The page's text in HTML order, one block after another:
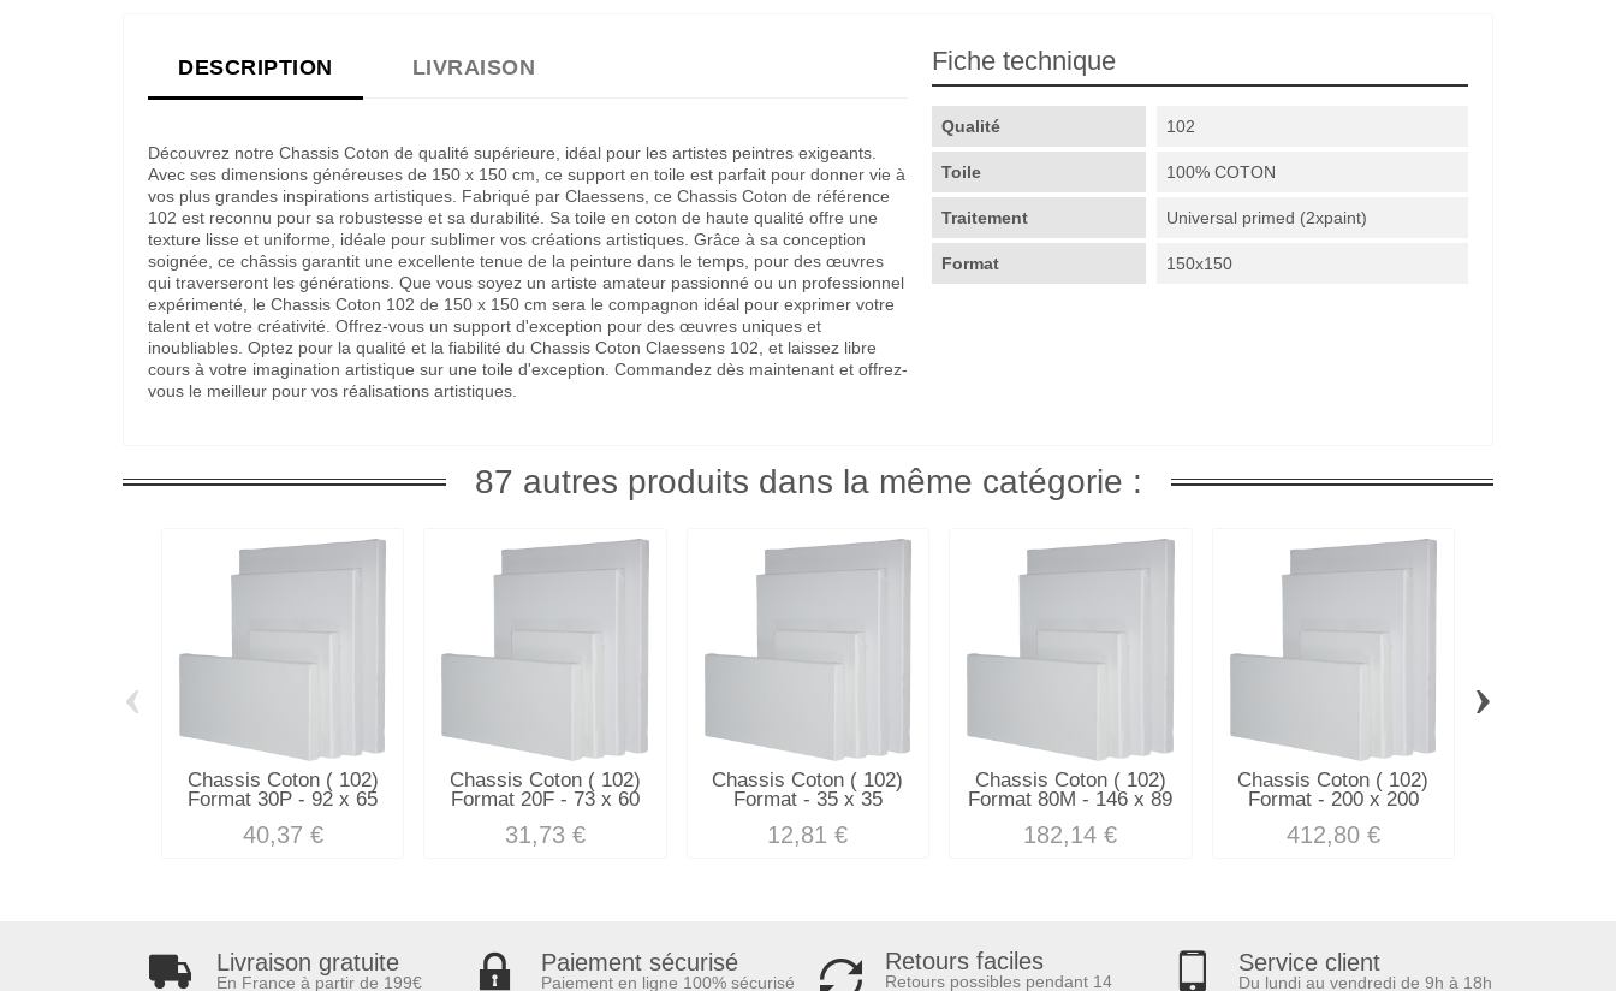
DESCRIPTION LIVRAISON
Découvrez notre Chassis Coton de qualité supérieure, idéal pour les artistes peintres exigeants.
Avec ses dimensions généreuses de 150 x 150 cm, ce support en toile est parfait pour donner vie à
vos plus grandes inspirations artistiques. Fabriqué par Claessens, ce Chassis Coton de référence
102 est reconnu pour sa robustesse et sa durabilité. Sa toile en coton de haute qualité offre une
texture lisse et uniforme, idéale pour sublimer vos créations artistiques. Grâce à sa conception
soignée, ce châssis garantit une excellente tenue de la peinture dans le temps, pour des œuvres
qui traverseront les générations. Que vous soyez un artiste amateur passionné ou un professionnel
expérimenté, le Chassis Coton 102 de 150 x 150 cm sera le compagnon idéal pour exprimer votre
talent et votre créativité. Offrez-vous un support d'exception pour des œuvres uniques et
inoubliables. Optez pour la qualité et la fiabilité du Chassis Coton Claessens 102, et laissez libre
cours à votre imagination artistique sur une toile d'exception. Commandez dès maintenant et offrez-
vous le meilleur pour vos réalisations artistiques.
Fiche technique
Qualité 102
Toile 100% COTON
Traitement Universal primed (2xpaint)
Format 150x150
87 autres produits dans la même catégorie :
Chassis Coton ( 102)
Format 30P - 92 x 65
40,37 €
Chassis Coton ( 102)
Format 20F - 73 x 60
31,73 €
Chassis Coton ( 102)
Format - 35 x 35
12,81 €
Chassis Coton ( 102)
Format 80M - 146 x 89
182,14 €
Chassis Coton ( 102)
Format - 200 x 200
412,80 €
‹ ›
Livraison gratuite
En France à partir de 199€
Paiement sécurisé
Paiement en ligne 100% sécurisé
Retours faciles
Retours possibles pendant 14
Service client
Du lundi au vendredi de 9h à 18h